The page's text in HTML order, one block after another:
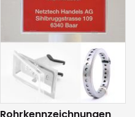
Rohrkennzeichnungen